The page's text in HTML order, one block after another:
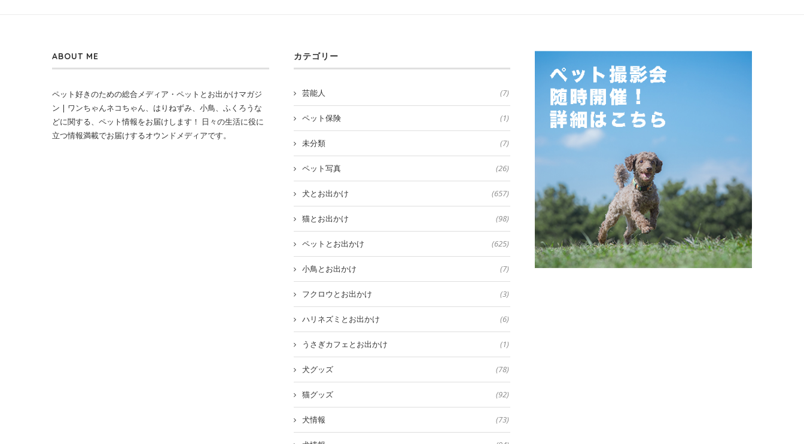
ABOUT ME
ペット好きのための総合メディア・ペットとお出かけマガジ
ン | ワンちゃんネコちゃん、はりねずみ、小鳥、ふくろうな
どに関する、ペット情報をお届けします！ 日々の生活に役に
立つ情報満載でお届けするオウンドメディアです。
カテゴリー
芸能人 (7)
ペット保険 (1)
未分類 (7)
ペット写真 (26)
犬とお出かけ (657)
猫とお出かけ (98)
ペットとお出かけ (625)
小鳥とお出かけ (7)
フクロウとお出かけ (3)
ハリネズミとお出かけ (6)
うさぎカフェとお出かけ (1)
犬グッズ (78)
猫グッズ (92)
犬情報 (73)